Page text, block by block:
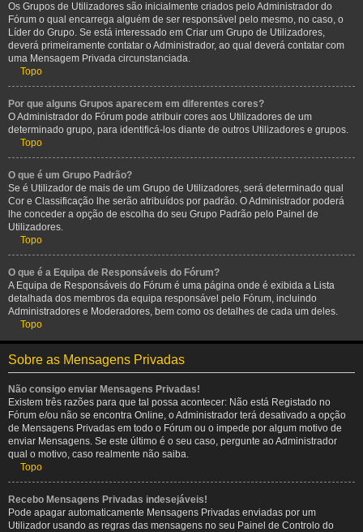
Os Grupos de Utilizadores são inicialmente criados pelo Administrador do
Fórum o qual encarrega alguém de ser responsável pelo mesmo, no caso, o
Líder do Grupo. Se está interessado em Criar um Grupo de Utilizadores,
deverá primeiramente contatar o Administrador, ao qual deverá contatar com
uma Mensagem Privada circunstanciada.
Topo
Por que alguns Grupos aparecem em diferentes cores?
O Administrador do Fórum pode atribuir cores aos Utilizadores de um
determinado grupo, para identificá-los diante de outros Utilizadores e grupos.
Topo
O que é um Grupo Padrão?
Se é Utilizador de mais de um Grupo de Utilizadores, será determinado qual
Cor e Classificação lhe serão atribuídos por padrão. O Administrador poderá
lhe conceder a opção de escolha do seu Grupo Padrão pelo Painel de
Utilizadores.
Topo
O que é a Equipa de Responsáveis do Fórum?
A Equipa de Responsáveis do Fórum é uma página onde é exibida a Lista
detalhada dos membros da equipa responsável pelo Fórum, incluindo
Administradores e Moderadores, bem como os detalhes de cada um deles.
Topo
Sobre as Mensagens Privadas
Não consigo enviar Mensagens Privadas!
Existem três razões para que tal possa acontecer: Não está Registado no
Fórum e/ou não se encontra Online, o Administrador terá desativado a opção
de Mensagens Privadas em todo o Fórum ou o impede por algum motivo de
enviar Mensagens. Se este último é o seu caso, pergunte ao Administrador
qual o motivo, caso realmente não saiba.
Topo
Recebo Mensagens Privadas indesejáveis!
Pode apagar automaticamente Mensagens Privadas enviadas por um
Utilizador usando as regras das mensagens no seu Painel de Controlo do